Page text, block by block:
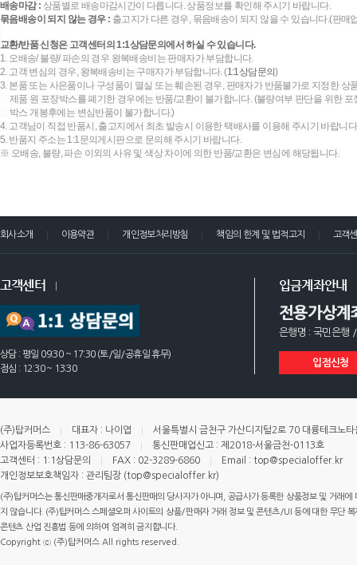
배송마감 : 상품별로 배송마감시간이 다릅니다. 상품정보를 확인해 주시기 바랍니다.
묶음배송이 되지 않는 경우 : 출고지가 다른 경우, 묶음배송이 되지 않을 수 있습니다.(판
교환/반품 신청은 고객센터의 1:1상담문의에서 하실 수 있습니다.
1. 오배송/ 불량/ 파손의 경우 왕복배송비는 판매자가 부담합니다.
2. 고객 변심의 경우, 왕복배송비는 구매자가 부담합니다. (1:1상담문의)
3. 본품 또는 사은품이나 구성품이 멸실 또는 훼손된 경우, 판매자가 반품불가로 지정한 상
제품 원 포장박스를 폐기한 경우에는 반품/교환이 불가합니다. (불량여부 판단을 위한
박스 개봉후에는 변심반품이 불가합니다.)
4. 고객님이 직접 반품시, 출고지에서 최초 발송시 이용한 택배사를 이용해 주시기 바랍니
5. 반품지 주소는 1:1문의게시판으로 문의해 주시기 바랍니다.
※ 오배송, 불량, 파손 이외의 사유 및 색상 차이에 의한 반품/교환은 변심에 해당됩니다.
회사소개 이용약관 개인정보처리방침 책임의 한계 및 법적고지 고객
고객센터
상담 : 평일 09:30 ~ 17:30 (토/일/공휴일 휴무)
점심 : 12:30 ~ 13:30
입금계좌안내
전용가상계
은행명 : 국민은행
입점신청
(주)탑커머스 대표자 : 나이엽
서울특별시 금천구 가산디지털2로 70 대륭테크노
사업자등록번호 : 113-86-63057
통신판매업신고 : 제2018-서울금천-0113호
고객센터 : 1:1상담문의
FAX : 02-3289-6860
Email : top@specialoffer.kr
개인정보보호책임자 : 관리팀장 (top@specialoffer.kr)
(주)탑커머스는 통신판매중개자로서 통신판매의 당사자가 아니며, 공급사가 등록한 상품정보 및 거래
지 않습니다. (주)탑커머스 스페셜오퍼 사이트의 상품/판매자 거래 정보 및 콘텐츠/UI 등에 대한 무단
콘텐츠 산업 진흥법 등에 의하여 엄격히 금지합니다.
Copyright ⓒ (주)탑커머스 All rights reserved.